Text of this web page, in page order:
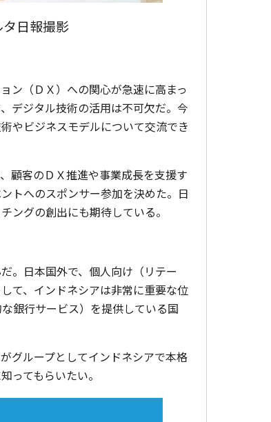
日報撮影
ン（ＤＸ）への関心が急速に高まっ
デジタル技術の活用は不可欠だ。今
やビジネスモデルについて交流でき
顧客のＤＸ推進や事業成長を支援す
トへのスポンサー参加を決めた。日
ングの創出にも期待している。
。日本国外で、個人向け（リテー
て、インドネシアは非常に重要な位
銀行サービス）を提供している国
グループとしてインドネシアで本格
ってもらいたい。